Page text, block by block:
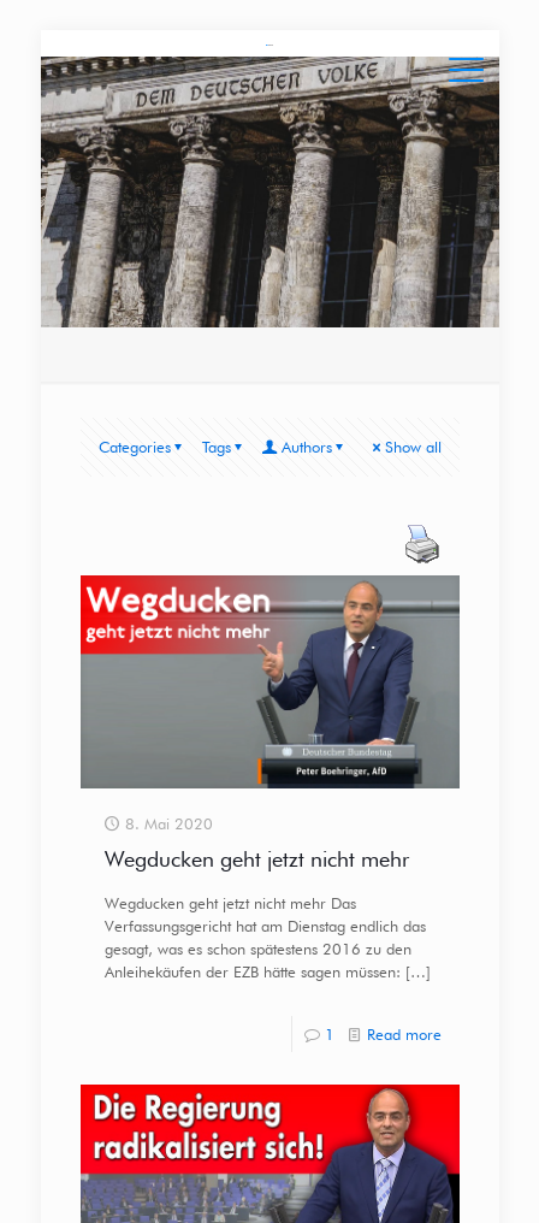
Categories Tags Authors Show all
8. Mai 2020
Wegducken geht jetzt nicht mehr
Wegducken geht jetzt nicht mehr Das
Verfassungsgericht hat am Dienstag endlich das
gesagt, was es schon spätestens 2016 zu den
Anleihekäufen der EZB hätte sagen müssen: […]
1 Read more